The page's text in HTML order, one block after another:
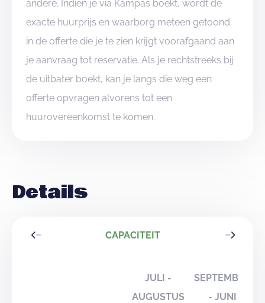
andere. Indien je via Kampas boekt, wordt de
exacte huurprijs en waarborg meteen getoond
in de offerte die je te zien krijgt voorafgaand aan
je aanvraag tot reservatie. Als je rechtstreeks bij
de uitbater boekt, kan je langs die weg een
offerte opvragen alvorens tot een
huurovereenkomst te komen.
Details
CAPACITEIT
JULI -
AUGUSTUS
SEPTEMBER
- JUNI